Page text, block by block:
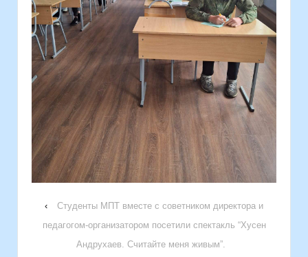
‹
Студенты МПТ вместе с советником директора и
педагогом-организатором посетили спектакль “Хусен
Андрухаев. Считайте меня живым”.